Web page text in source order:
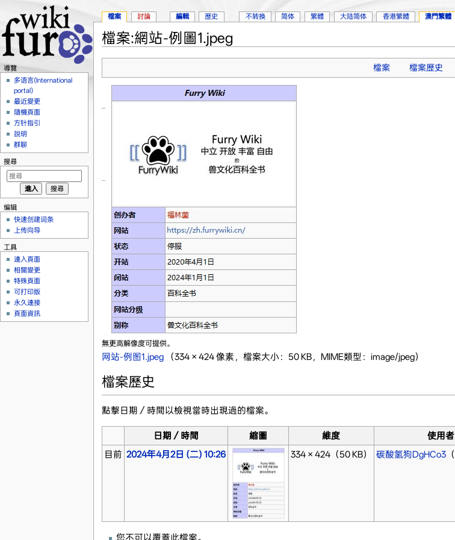
檔案:網站-例圖1.jpeg
檔案 檔案歷史
無更高解像度可提供。
网站-例图1.jpeg‎ （334 × 424 像素，檔案大小：50 KB，MIME類型：image/jpeg）
檔案歷史
點擊日期／時間以檢視當時出現過的檔案。
日期／時間 縮圖 維度 使用者
目前 2024年4月2日 (二) 10:26 334 × 424（50 KB） 碳酸氢狗DgHCo3（
您不可以覆蓋此檔案。
檔案 討論 編輯 歷史 不转换 简体 繁體 大陆简体 香港繁體 澳門繁體
導覽
多语言(International
portal)
最近變更
隨機頁面
方针指引
說明
群聊
搜尋
编辑
快速创建词条
上传向导
工具
連入頁面
相關變更
特殊頁面
可打印版
永久連接
頁面資訊